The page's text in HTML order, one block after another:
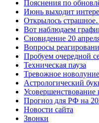
Пояснения по
Июнь выходит
Открылось
Вот наблюдаем
Сновидение 20
Вопросы
Пробуем очередной
Техническая пауза
Тревожное новолуние
Астрологический
Усовершенствование
Прогноз для РФ на
Новости сайта
Звонки